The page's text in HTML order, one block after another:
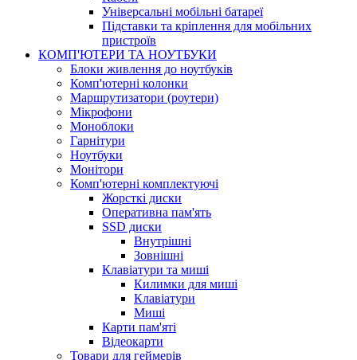
Універсальні мобільні батареї
Підставки та кріплення для мобільних
пристроїв
КОМП'ЮТЕРИ ТА НОУТБУКИ
Блоки живлення до ноутбуків
Комп'ютерні колонки
Маршрутизатори (роутери)
Мікрофони
Моноблоки
Гарнітури
Ноутбуки
Монітори
Комп'ютерні комплектуючі
Жорсткі диски
Оперативна пам'ять
SSD диски
Внутрішні
Зовнішні
Клавіатури та миші
Килимки для миші
Клавіатури
Миші
Карти пам'яті
Відеокарти
Товари для геймерів